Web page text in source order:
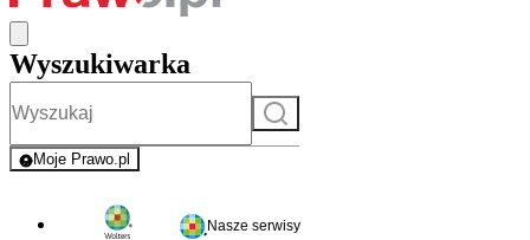
Wyszukiwarka
Szukaj
Moje Prawo.pl
- rejestracja i logowanie do serwisu
Nasze serwisy